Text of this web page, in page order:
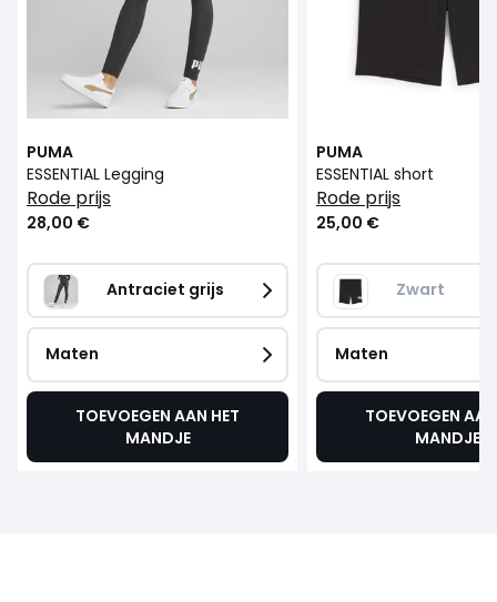
PUMA
ESSENTIAL Legging
rode prijs
28,00 €
Antraciet grijs
Maten
TOEVOEGEN AAN HET
MANDJE
PUMA
ESSENTIAL short
rode prijs
25,00 €
Zwart
Maten
TOEVOEGEN
MANDJE